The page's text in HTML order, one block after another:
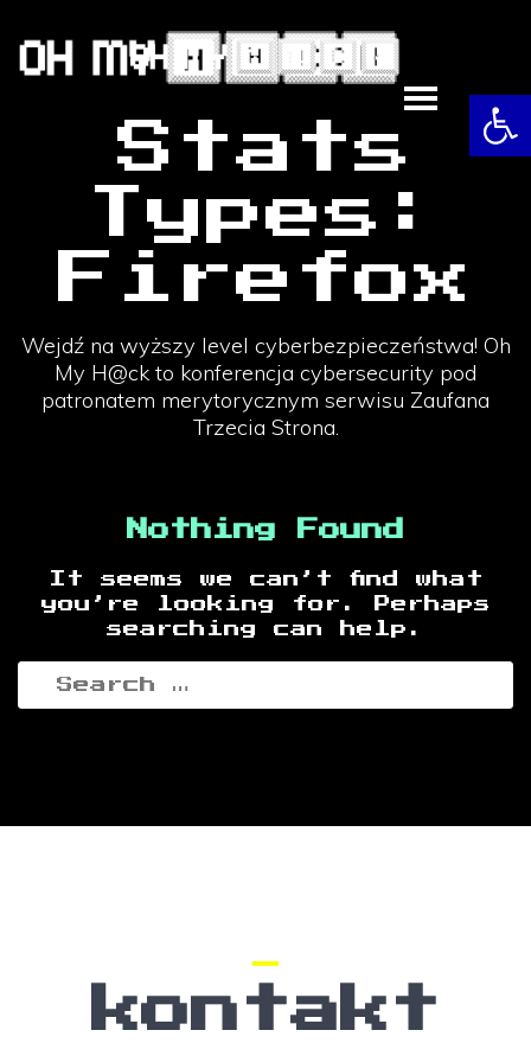
to
content
Stats
Types:
Firefox
Wejdź na wyższy level cyberbezpieczeństwa! Oh
My H@ck to konferencja cybersecurity pod
patronatem merytorycznym serwisu Zaufana
Trzecia Strona.
Nothing Found
It seems we can’t find what
you’re looking for. Perhaps
searching can help.
kontakt